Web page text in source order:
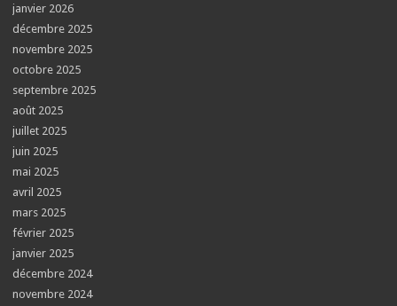
janvier 2026
décembre 2025
novembre 2025
octobre 2025
septembre 2025
août 2025
juillet 2025
juin 2025
mai 2025
avril 2025
mars 2025
février 2025
janvier 2025
décembre 2024
novembre 2024